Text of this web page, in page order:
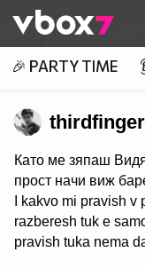
👾
🎉 PARTY TIME
thirdfinger
Като ме зяпаш
прост начи виж
I kakvo mi pravish
razberesh tuk e
pravish tuka nema